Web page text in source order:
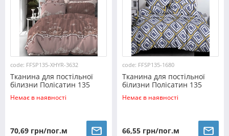
code: FFSP135-XHYR-3632
Тканина для постільної
білизни Полісатин 135
SP135-XHYR-3632 (60м)
Немає в наявності
70,69 грн/пог.м
code: FFSP135-1680
Тканина для постільної
білизни Полісатин 135
SP135-1680 (60м)
Немає в наявності
66,55 грн/пог.м